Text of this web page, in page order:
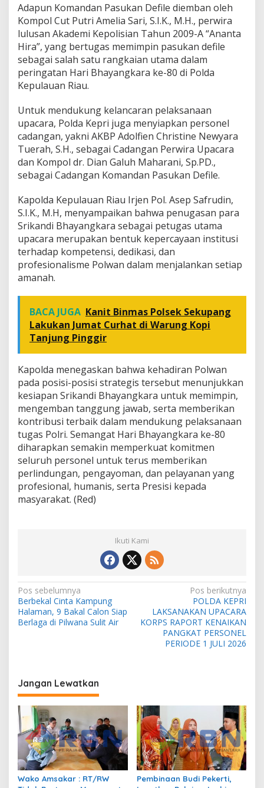
A
H
A
R
B
H
A
N
G
K
A
R
A
K
-
8
0
Adapun Komandan Pasukan Defile diemban oleh
Kompol Cut Putri Amelia Sari, S.I.K., M.H., perwira
lulusan Akademi Kepolisian Tahun 2009-A “Ananta
Hira”, yang bertugas memimpin pasukan defile
sebagai salah satu rangkaian utama dalam
peringatan Hari Bhayangkara ke-80 di Polda
Kepulauan Riau.
Untuk mendukung kelancaran pelaksanaan
upacara, Polda Kepri juga menyiapkan personel
cadangan, yakni AKBP Adolfien Christine Newyara
Tuerah, S.H., sebagai Cadangan Perwira Upacara
dan Kompol dr. Dian Galuh Maharani, Sp.PD.,
sebagai Cadangan Komandan Pasukan Defile.
Kapolda Kepulauan Riau Irjen Pol. Asep Safrudin,
S.I.K., M.H, menyampaikan bahwa penugasan para
Srikandi Bhayangkara sebagai petugas utama
upacara merupakan bentuk kepercayaan institusi
terhadap kompetensi, dedikasi, dan
profesionalisme Polwan dalam menjalankan setiap
amanah.
BACA JUGA Kanit Binmas Polsek Sekupang
Lakukan Jumat Curhat di Warung Kopi
Tanjung Pinggir
Kapolda menegaskan bahwa kehadiran Polwan
pada posisi-posisi strategis tersebut menunjukkan
kesiapan Srikandi Bhayangkara untuk memimpin,
mengemban tanggung jawab, serta memberikan
kontribusi terbaik dalam mendukung pelaksanaan
tugas Polri. Semangat Hari Bhayangkara ke-80
diharapkan semakin memperkuat komitmen
seluruh personel untuk terus memberikan
perlindungan, pengayoman, dan pelayanan yang
profesional, humanis, serta Presisi kepada
masyarakat. (Red)
Ikuti Kami
N
a
v
a
s
i
p
o
s
Pos sebelumnya
Berbekal Cinta Kampung
Halaman, 9 Bakal Calon Siap
Berlaga di Pilwana Sulit Air
Pos berikutnya
POLDA KEPRI
LAKSANAKAN UPACARA
KORPS RAPORT KENAIKAN
PANGKAT PERSONEL
PERIODE 1 JULI 2026
Jangan Lewatkan
Wako Amsakar : RT/RW
Pembinaan Budi Pekerti,